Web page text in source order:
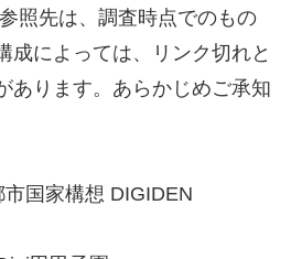
照先は、調査時点でのもの
成によっては、リンク切れと
あります。あらかじめご承知
国家構想 DIGIDEN